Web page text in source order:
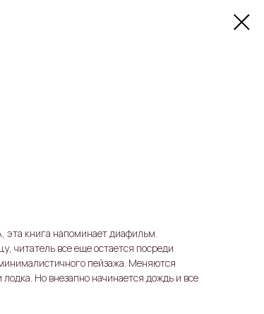
эта книга напоминает диафильм.
читатель все еще остается посреди
пейзажа. Меняются
Но внезапно начинается дождь и все